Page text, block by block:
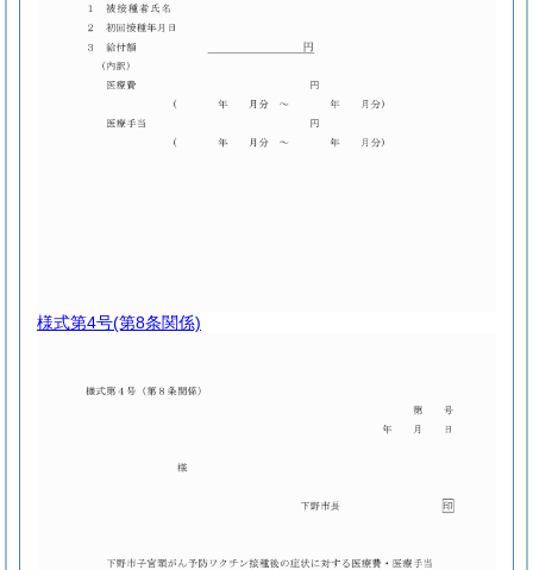
様式第4号(第8条関係)